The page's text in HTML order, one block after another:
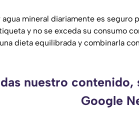
mineral diariamente es seguro
y no se exceda su consumo
dieta equilibrada y combinarla
nuestro
Google